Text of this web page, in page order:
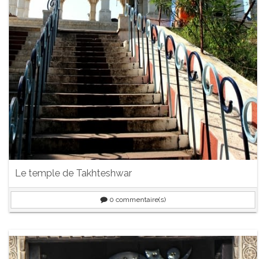
Le temple de Takhteshwar
0 commentaire(s)